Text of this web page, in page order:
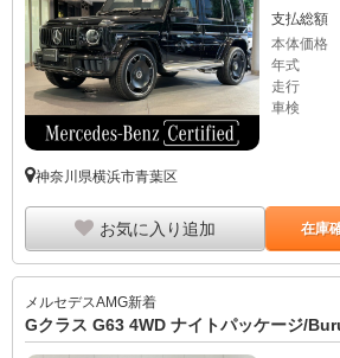
支払総額
本体価格
年式
走行
車検
神奈川県横浜市青葉区
お気に入り追加 在庫
メルセデスAMG新着
Gクラス G63 4WD ナイトパッケージ/